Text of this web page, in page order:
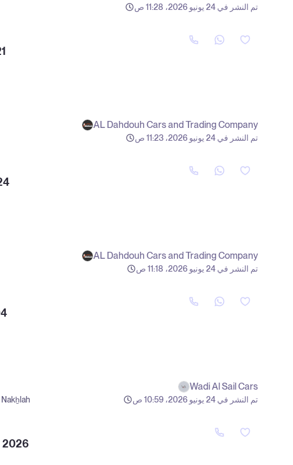
تم النشر في 24 يونيو 2026، 11:28 ص
AL Dahdouh Cars and Trading Company
تم النشر في 24 يونيو 2026، 11:23 ص
AL Dahdouh Cars and Trading Company
تم النشر في 24 يونيو 2026، 11:18 ص
Wadi Al Sail Cars
تم النشر في 24 يونيو 2026، 10:59 ص
2026